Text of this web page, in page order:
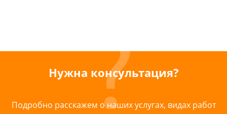
Нужна консультация?
Подробно расскажем о наших услугах, видах работ